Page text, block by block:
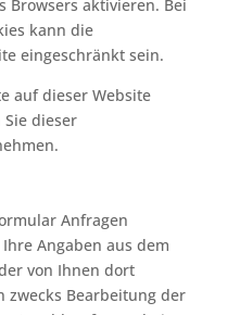
Browsers aktivieren. Bei
kann die
eingeschränkt sein.
auf dieser Website
dieser
Anfragen
Angaben aus dem
von Ihnen dort
zwecks Bearbeitung der